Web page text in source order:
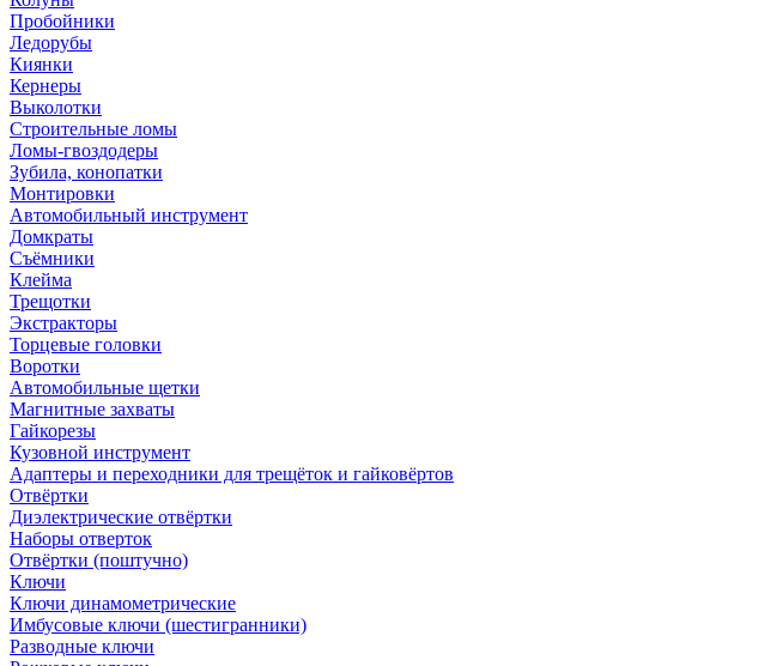
Пробойники
Ледорубы
Киянки
Кернеры
Выколотки
Строительные ломы
Ломы-гвоздодеры
Зубила, конопатки
Монтировки
Автомобильный инструмент
Домкраты
Съёмники
Клейма
Трещотки
Экстракторы
Торцевые головки
Воротки
Автомобильные щетки
Магнитные захваты
Гайкорезы
Кузовной инструмент
Адаптеры и переходники для трещёток и гайковёртов
Отвёртки
Диэлектрические отвёртки
Наборы отверток
Отвёртки (поштучно)
Ключи
Ключи динамометрические
Имбусовые ключи (шестигранники)
Разводные ключи